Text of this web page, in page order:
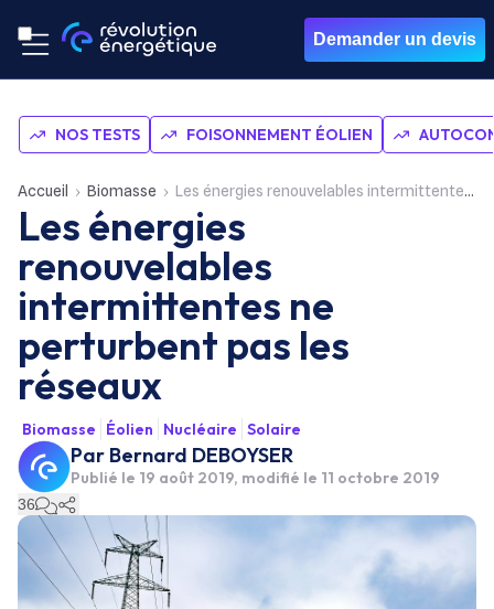
Demander un devis
NOS TESTS FOISONNEMENT ÉOLIEN
Accueil Biomasse Les énergies renouvelables intermittentes ne perturbent pas les réseaux
Les énergies
renouvelables
intermittentes ne
perturbent pas les
réseaux
Biomasse Éolien Nucléaire Solaire
Par Bernard DEBOYSER
Publié le 19 août 2019, modifié le 11 octobre 2019
36